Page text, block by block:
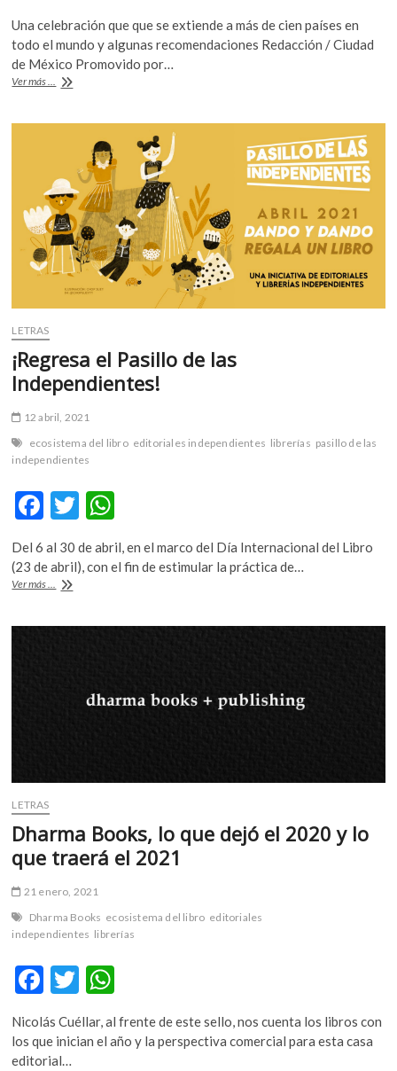
e
b
o
o
itt
er
at
s
p
p
Una celebración que que se extiende a más de cien países en
todo el mundo y algunas recomendaciones Redacción / Ciudad
de México Promovido por…
Ver más ...
Feliz
LETRAS
¡Regresa el Pasillo de las
Independientes!
12 abril, 2021
ecosistema del libro editoriales independientes librerías pasillo de las
independientes
F
ac
e
b
o
T
w
itt
h
at
A
Del 6 al 30 de abril, en el marco del Día Internacional del Libro
(23 de abril), con el fin de estimular la práctica de…
Ver más ... ¡Regresa
LETRAS
Dharma Books, lo que dejó el 2020 y lo
que traerá el 2021
21 enero, 2021
Dharma Books ecosistema del libro editoriales
independientes librerías
F
ac
e
T
w
itt
h
at
Nicolás Cuéllar, al frente de este sello, nos cuenta los libros con
los que inician el año y la perspectiva comercial para esta casa
editorial…